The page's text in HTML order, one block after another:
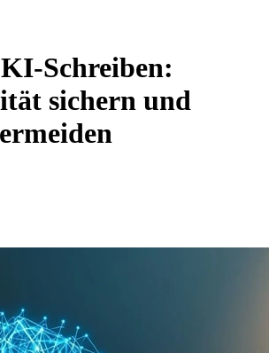
Schreiben:
sichern und